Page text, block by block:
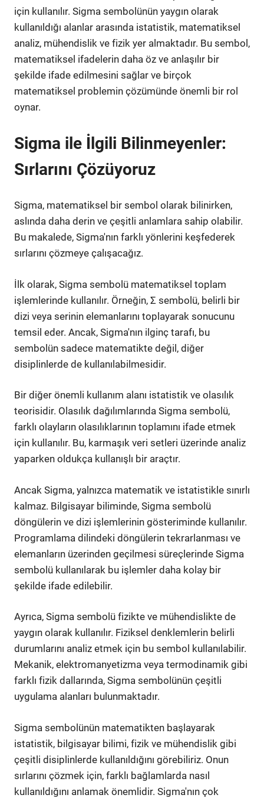
için kullanılır. Sigma sembolünün yaygın olarak
kullanıldığı alanlar arasında istatistik, matematiksel
analiz, mühendislik ve fizik yer almaktadır. Bu sembol,
matematiksel ifadelerin daha öz ve anlaşılır bir
şekilde ifade edilmesini sağlar ve birçok
matematiksel problemin çözümünde önemli bir rol
oynar.
Sigma ile İlgili Bilinmeyenler:
Sırlarını Çözüyoruz
Sigma, matematiksel bir sembol olarak bilinirken,
aslında daha derin ve çeşitli anlamlara sahip olabilir.
Bu makalede, Sigma'nın farklı yönlerini keşfederek
sırlarını çözmeye çalışacağız.
İlk olarak, Sigma sembolü matematiksel toplam
işlemlerinde kullanılır. Örneğin, Σ sembolü, belirli bir
dizi veya serinin elemanlarını toplayarak sonucunu
temsil eder. Ancak, Sigma'nın ilginç tarafı, bu
sembolün sadece matematikte değil, diğer
disiplinlerde de kullanılabilmesidir.
Bir diğer önemli kullanım alanı istatistik ve olasılık
teorisidir. Olasılık dağılımlarında Sigma sembolü,
farklı olayların olasılıklarının toplamını ifade etmek
için kullanılır. Bu, karmaşık veri setleri üzerinde analiz
yaparken oldukça kullanışlı bir araçtır.
Ancak Sigma, yalnızca matematik ve istatistikle sınırlı
kalmaz. Bilgisayar biliminde, Sigma sembolü
döngülerin ve dizi işlemlerinin gösteriminde kullanılır.
Programlama dilindeki döngülerin tekrarlanması ve
elemanların üzerinden geçilmesi süreçlerinde Sigma
sembolü kullanılarak bu işlemler daha kolay bir
şekilde ifade edilebilir.
Ayrıca, Sigma sembolü fizikte ve mühendislikte de
yaygın olarak kullanılır. Fiziksel denklemlerin belirli
durumlarını analiz etmek için bu sembol kullanılabilir.
Mekanik, elektromanyetizma veya termodinamik gibi
farklı fizik dallarında, Sigma sembolünün çeşitli
uygulama alanları bulunmaktadır.
Sigma sembolünün matematikten başlayarak
istatistik, bilgisayar bilimi, fizik ve mühendislik gibi
çeşitli disiplinlerde kullanıldığını görebiliriz. Onun
sırlarını çözmek için, farklı bağlamlarda nasıl
kullanıldığını anlamak önemlidir. Sigma'nın çok